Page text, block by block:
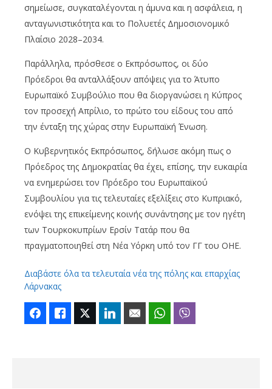
σημείωσε, συγκαταλέγονται η άμυνα και η ασφάλεια, η
ανταγωνιστικότητα και το Πολυετές Δημοσιονομικό
Πλαίσιο 2028–2034.
Παράλληλα, πρόσθεσε ο Εκπρόσωπος, οι δύο
Πρόεδροι θα ανταλλάξουν απόψεις για το Άτυπο
Ευρωπαϊκό Συμβούλιο που θα διοργανώσει η Κύπρος
τον προσεχή Απρίλιο, το πρώτο του είδους του από
την ένταξη της χώρας στην Ευρωπαϊκή Ένωση.
Ο Κυβερνητικός Εκπρόσωπος, δήλωσε ακόμη πως ο
Πρόεδρος της Δημοκρατίας θα έχει, επίσης, την ευκαιρία
να ενημερώσει τον Πρόεδρο του Ευρωπαϊκού
Συμβουλίου για τις τελευταίες εξελίξεις στο Κυπριακό,
ενόψει της επικείμενης κοινής συνάντησης με τον ηγέτη
των Τουρκοκυπρίων Ερσίν Τατάρ που θα
πραγματοποιηθεί στη Νέα Υόρκη υπό τον ΓΓ του ΟΗΕ.
Διαβάστε όλα τα τελευταία νέα της πόλης και επαρχίας
Λάρνακας
FacebookLike Twitter LinkedIn Email WhatsApp